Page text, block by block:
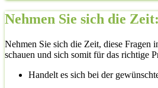
Nehmen Sie sich die
Nehmen Sie sich die Zeit, diese Fragen
schauen und sich somit für das richtige
Handelt es sich bei der